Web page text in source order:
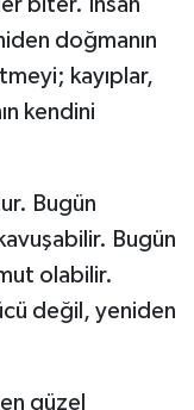
biter. İnsan
doğmanın
kayıplar,
kendini
Bugün
Bugün
olabilir.
değil, yeniden
güzel